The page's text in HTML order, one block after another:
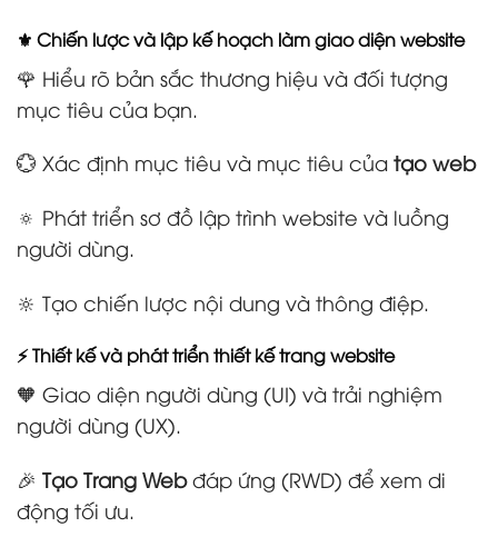
⚜️ Chiến lược và lập kế hoạch làm giao diện website
🌹 Hiểu rõ bản sắc thương hiệu và đối tượng
mục tiêu của bạn.
💮 Xác định mục tiêu và mục tiêu của tạo web
🔅 Phát triển sơ đồ lập trình website và luồng
người dùng.
🔆 Tạo chiến lược nội dung và thông điệp.
⚡ Thiết kế và phát triển thiết kế trang website
🧡 Giao diện người dùng (UI) và trải nghiệm
người dùng (UX).
🎉 Tạo Trang Webđáp ứng (RWD) để xem di
động tối ưu.